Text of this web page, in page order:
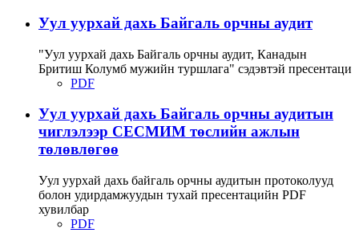
Уул уурхай дахь Байгаль орчны аудит
"Уул уурхай дахь Байгаль орчны аудит, Канадын
Бритиш Колумб мужийн туршлага" сэдэвтэй пресентаци
PDF
Уул уурхай дахь Байгаль орчны аудитын
чиглэлээр СЕСМИМ төслийн ажлын
төлөвлөгөө
Уул уурхай дахь байгаль орчны аудитын протоколууд
болон удирдамжуудын тухай пресентацийн PDF
хувилбар
PDF